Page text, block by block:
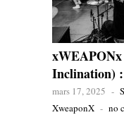
Inclination) :
mars 17, 2025 -
XweaponX - no